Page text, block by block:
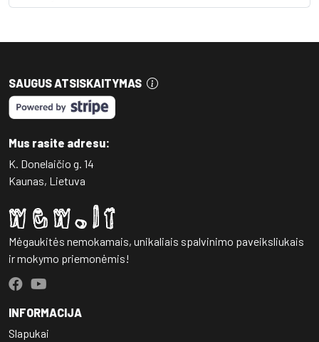
SAUGUS ATSISKAITYMAS
Mus rasite adresu:
K. Donelaičio g. 14
Kaunas, Lietuva
Mėgaukitės nemokamais, unikaliais spalvinimo paveiksliukais
ir mokymo priemonėmis!
INFORMACIJA
Slapukai